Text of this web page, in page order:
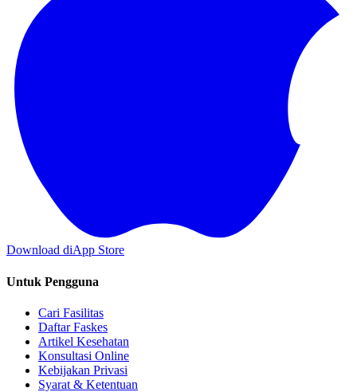
Download diApp Store
Untuk Pengguna
Cari Fasilitas
Daftar Faskes
Artikel Kesehatan
Konsultasi Online
Kebijakan Privasi
Syarat & Ketentuan